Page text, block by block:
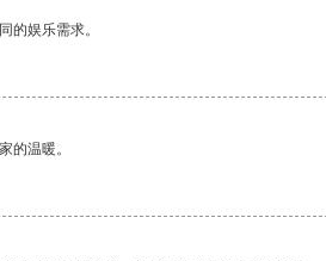
的娱乐需求。
的温暖。